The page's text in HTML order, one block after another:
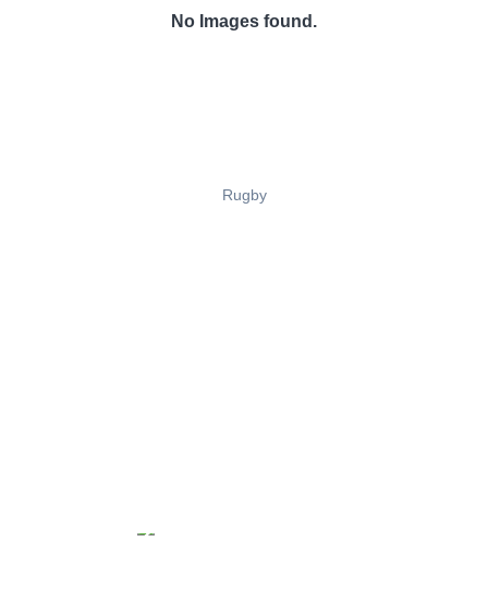
No Images found.
Rugby